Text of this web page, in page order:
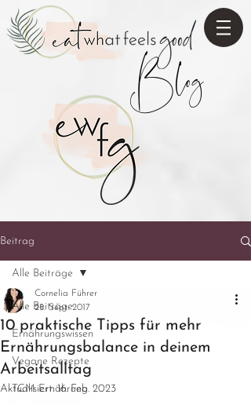
Blog
Beitrag
Alle Beiträge
Ernährungswissen
Vegane Rezepte
TCM Ernährung
Alle Beiträge
10 praktische Tipps für mehr
Ernährungsbalance in deinem
Arbeitsalltag
Cornelia Führer
25. Sept. 2017
Aktualisiert:16. Feb. 2023